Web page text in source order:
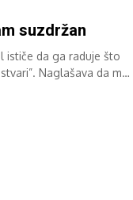
suzdržan
ističe da ga raduje što
Naglašava da mu